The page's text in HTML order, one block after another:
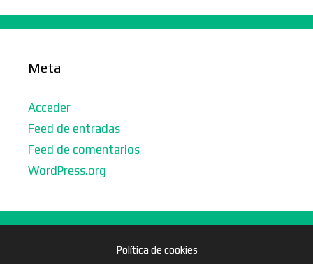
Meta
Acceder
Feed de entradas
Feed de comentarios
WordPress.org
Política de cookies